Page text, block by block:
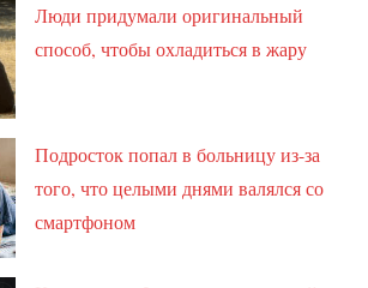
Люди придумали оригинальный
способ, чтобы охладиться в жару
Подросток попал в больницу из-за
того, что целыми днями валялся со
смартфоном